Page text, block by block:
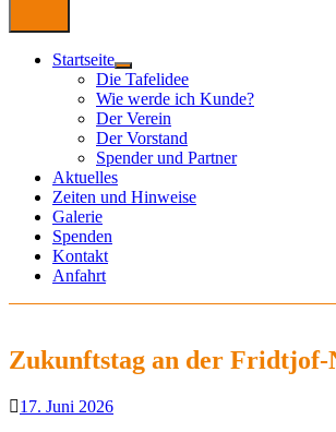
Startseite
Untermenü
anzeigen
Die Tafelidee
Wie werde ich Kunde?
Der Verein
Der Vorstand
Spender und Partner
Aktuelles
Zeiten und Hinweise
Galerie
Spenden
Kontakt
Anfahrt
Zukunftstag an der Fridtjof-
17. Juni 2026